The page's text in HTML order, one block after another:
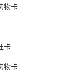
物卡
卡
物卡